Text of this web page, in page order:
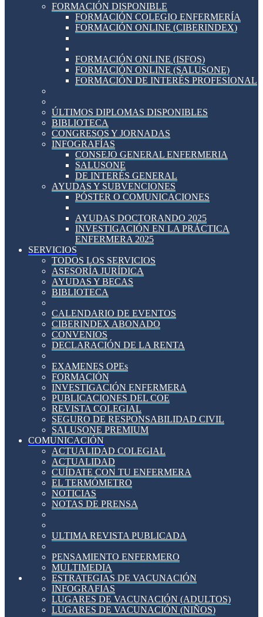
FORMACIÓN DISPONIBLE
FORMACIÓN COLEGIO ENFERMERÍA
FORMACIÓN ONLINE (CIBERINDEX)
FORMACIÓN ONLINE (ISFOS)
FORMACIÓN ONLINE (SALUSONE)
FORMACIÓN DE INTERÉS PROFESIONAL
ÚLTIMOS DIPLOMAS DISPONIBLES
BIBLIOTECA
CONGRESOS Y JORNADAS
INFOGRAFÍAS
CONSEJO GENERAL ENFERMERIA
SALUSONE
DE INTERÉS GENERAL
AYUDAS Y SUBVENCIONES
PÓSTER O COMUNICACIONES
AYUDAS DOCTORANDO 2025
INVESTIGACIÓN EN LA PRÁCTICA
ENFERMERA 2025
SERVICIOS
TODOS LOS SERVICIOS
ASESORÍA JURÍDICA
AYUDAS Y BECAS
BIBLIOTECA
CALENDARIO DE EVENTOS
CIBERINDEX ABONADO
CONVENIOS
DECLARACIÓN DE LA RENTA
EXAMENES OPEs
FORMACIÓN
INVESTIGACIÓN ENFERMERA
PUBLICACIONES DEL COE
REVISTA COLEGIAL
SEGURO DE RESPONSABILIDAD CIVIL
SALUSONE PREMIUM
COMUNICACIÓN
ACTUALIDAD COLEGIAL
ACTUALIDAD
CUÍDATE CON TU ENFERMERA
EL TERMÓMETRO
NOTICIAS
NOTAS DE PRENSA
ULTIMA REVISTA PUBLICADA
PENSAMIENTO ENFERMERO
MULTIMEDIA
ESTRATEGIAS DE VACUNACIÓN
INFOGRAFIAS
LUGARES DE VACUNACIÓN (ADULTOS)
LUGARES DE VACUNACIÓN (NIÑOS)